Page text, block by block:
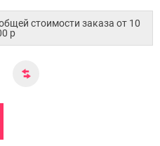
стоимости заказа от 10
p